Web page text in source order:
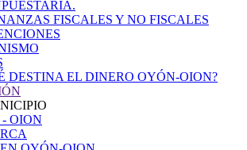
FISCALES Y NO FISCALES
DESTINA EL DINERO OYÓN-OION?
OION